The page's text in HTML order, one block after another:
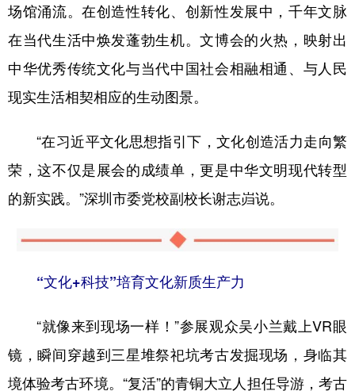
场馆涌流。在创造性转化、创新性发展中，千年文脉
在当代生活中焕发蓬勃生机。文博会的火热，映射出
中华优秀传统文化与当代中国社会相融相通、与人民
现实生活相契相应的生动图景。
“在习近平文化思想指引下，文化创造活力走向繁
荣，这不仅是展会的成绩单，更是中华文明现代转型
的新实践。”深圳市委党校副校长谢志岿说。
“文化+科技”培育文化新质生产力
“就像来到现场一样！”参展观众吴小兰戴上VR眼
镜，瞬间穿越到三星堆祭祀坑考古发掘现场，身临其
境体验考古环境。“复活”的青铜大立人担任导游，考古